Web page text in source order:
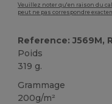
Veuillez noter qu'en raison du
peut ne pas correspondre
Reference: J569M,
Poids
319 g.
Grammage
200g/m²